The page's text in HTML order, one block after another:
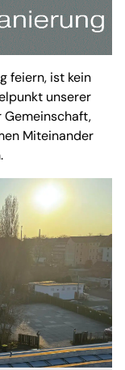
feiern, ist kein
unserer
Gemeinschaft,
Miteinander